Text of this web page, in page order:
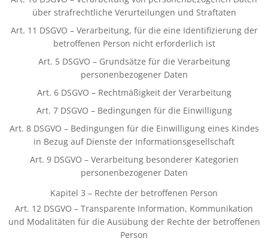
über strafrechtliche Verurteilungen und Straftaten
Art. 11 DSGVO – Verarbeitung, für die eine Identifizierung der
betroffenen Person nicht erforderlich ist
Art. 5 DSGVO – Grundsätze für die Verarbeitung
personenbezogener Daten
Art. 6 DSGVO – Rechtmäßigkeit der Verarbeitung
Art. 7 DSGVO – Bedingungen für die Einwilligung
Art. 8 DSGVO – Bedingungen für die Einwilligung eines Kindes
in Bezug auf Dienste der Informationsgesellschaft
Art. 9 DSGVO – Verarbeitung besonderer Kategorien
personenbezogener Daten
Kapitel 3 – Rechte der betroffenen Person
Art. 12 DSGVO – Transparente Information, Kommunikation
und Modalitäten für die Ausübung der Rechte der betroffenen
Person